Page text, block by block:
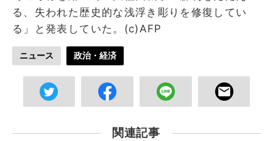
る、失われた歴史的な浅浮き彫りを修復してい
る」と発表していた。(c)AFP
ニュース 政治・経済
関連記事